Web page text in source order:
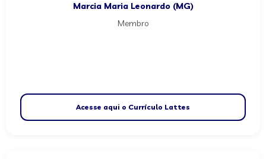
Marcia Maria Leonardo (MG)
Membro
Acesse aqui o Currículo Lattes